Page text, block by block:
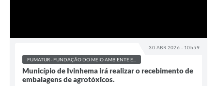
30 ABR 2026 - 10h59
FUMATUR - FUNDAÇÃO DO MEIO AMBIENTE E...
Município de Ivinhema irá realizar o recebimento de
embalagens de agrotóxicos.